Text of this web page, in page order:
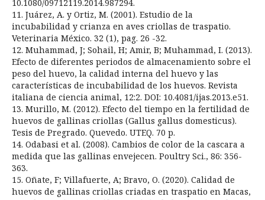
10.1080/09712119.2014.987294.
11. Juárez, A. y Ortiz, M. (2001). Estudio de la
incubabilidad y crianza en aves criollas de traspatio.
Veterinaria México. 32 (1), pag. 26 -32.
12. Muhammad, J; Sohail, H; Amir, B; Muhammad, I. (2013).
Efecto de diferentes periodos de almacenamiento sobre el
peso del huevo, la calidad interna del huevo y las
características de incubabilidad de los huevos. Revista
italiana de ciencia animal, 12:2. DOI: 10.4081/ijas.2013.e51.
13. Murillo, M. (2012). Efecto del tiempo en la fertilidad de
huevos de gallinas criollas (Gallus gallus domesticus).
Tesis de Pregrado. Quevedo. UTEQ. 70 p.
14. Odabasi et al. (2008). Cambios de color de la cascara a
medida que las gallinas envejecen. Poultry Sci., 86: 356-
363.
15. Oñate, F; Villafuerte, A; Bravo, O. (2020). Calidad de
huevos de gallinas criollas criadas en traspatio en Macas,